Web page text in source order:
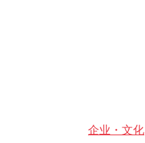
企业・文化